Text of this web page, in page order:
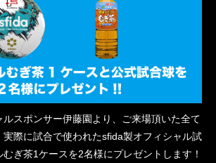
ルスポンサー伊藤園より、ご来場頂いた全て
際に試合で使われたsfida製オフィシャル試
ぎ茶1ケースを2名様にプレゼントします！